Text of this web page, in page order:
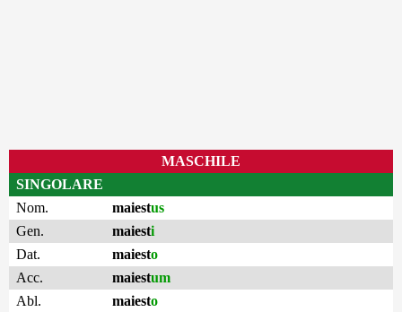
MASCHILE
SINGOLARE
Nom.
maiestus
Gen.
maiesti
Dat.
maiesto
Acc.
maiestum
Abl.
maiesto